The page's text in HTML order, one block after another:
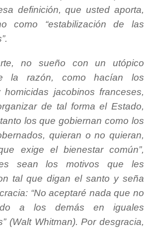
definición, que usted aporta,
como “estabilización de las
”.
no sueño con un utópico
la razón, como hacían los
jacobinos franceses,
de tal forma el Estado,
los que gobiernan como los
quieran o no quieran,
exige el bienestar común”,
sean los motivos que les
tal que digan el santo y seña
“No aceptaré nada que no
a los demás en iguales
” (Walt Whitman). Por desgracia,